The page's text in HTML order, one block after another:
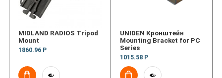
MIDLAND RADIOS Tripod
Mount
1860.96 Р
UNIDEN Кронштейн
Mounting Bracket for PC
Series
1015.58 Р